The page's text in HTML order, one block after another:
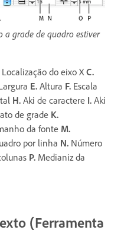
a grade de quadro estiver
Localização do eixo XC.
E. Altura F. Escala
H. Aki de caractere I. Aki
de grade K.
da fonte M.
por linha N. Número
P. Medianiz da
(Ferramenta